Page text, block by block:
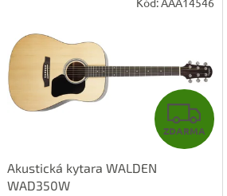
Z
D
ZDARMA
Akustická kytara WALDEN
WAD350W